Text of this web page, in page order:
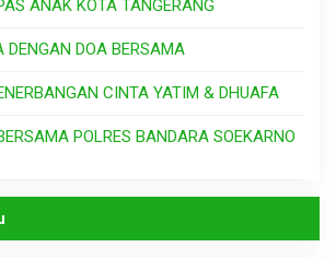
ANAK KOTA TANGERANG
DENGAN DOA BERSAMA
CINTA YATIM & DHUAFA
POLRES BANDARA SOEKARNO